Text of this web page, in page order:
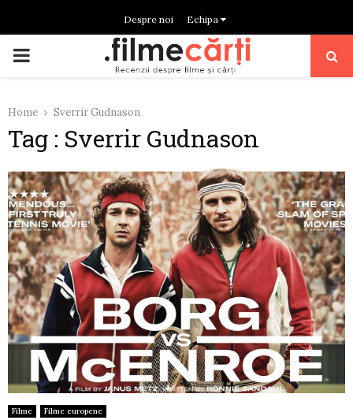
Despre noi Echipa
PRIMARY
Home Sverrir Gudnason
Tag : Sverrir Gudnason
Filme Filme europene